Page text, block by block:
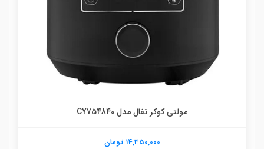
مولتی کوکر تفال مدل CY754840
14,350,000 تومان